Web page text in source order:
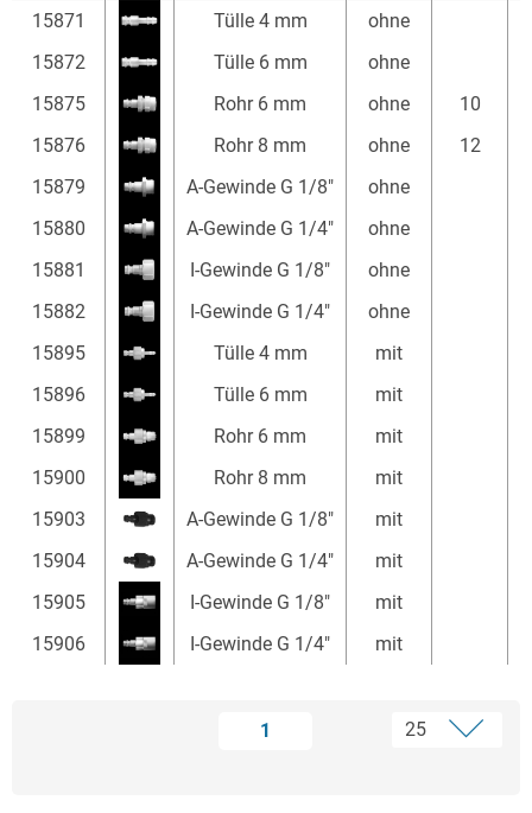
Artikel Bild Anschluss Ventil
15871 Tülle 4 mm
ohne
15872
Tülle 6 mm
ohne
15875
Rohr 6 mm ohne
10
15876
Rohr 8 mm ohne
12
15879
A-Gewinde G 1/8"
ohne
15880
A-Gewinde G 1/4"
ohne
15881
I-Gewinde G 1/8"
ohne
15882
I-Gewinde G 1/4"
ohne
15895
Tülle 4 mm
mit
15896
Tülle 6 mm
mit
15899
Rohr 6 mm
mit
15900
Rohr 8 mm
mit
15903
A-Gewinde G 1/8"
mit
15904
A-Gewinde G 1/4"
mit
15905
I-Gewinde G 1/8"
mit
15906
I-Gewinde G 1/4" mit
1